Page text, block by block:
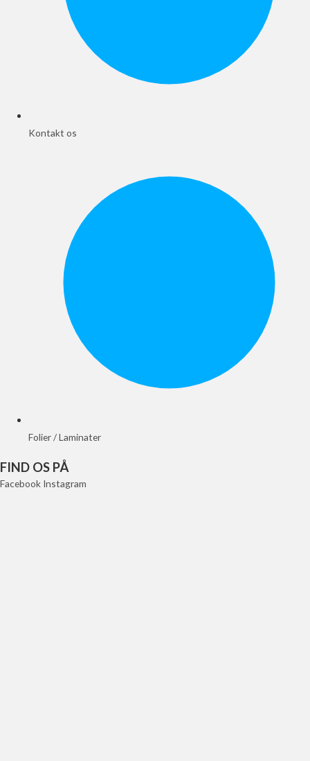
Kontakt os
Folier / Laminater
FIND OS PÅ
Facebook Instagram